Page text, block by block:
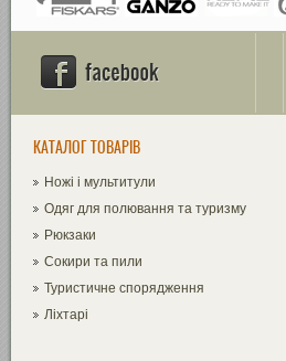
КАТАЛОГ ТОВАРІВ
Ножі і мультитули
Одяг для полювання та туризму
Рюкзаки
Сокири та пили
Туристичне спорядження
Ліхтарі